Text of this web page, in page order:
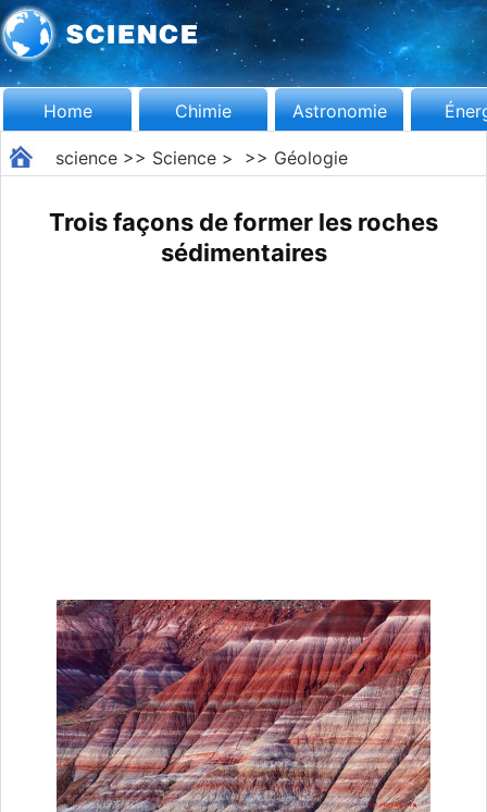
Home Chimie Astronomie
science>> Science> >> Géologie
Trois façons de former les roches
sédimentaires